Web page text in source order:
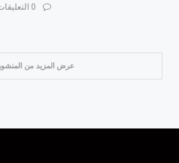
0 التعليقات
عرض المزيد من